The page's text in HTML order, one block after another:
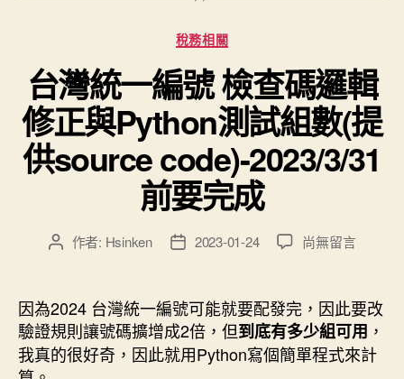
分
類
稅務相關
台灣統一編號 檢查碼邏輯
修正與Python測試組數(提
供source code)-2023/3/31
前要完成
文
者
作者: Hsinken
文
佈
日
期
2023-01-24
在
一
編
號
尚無留言
因為2024 台灣統一編號可能就要配發完，因此要改
驗證規則讓號碼擴增成2倍，但到底有多少組可用 ，
我真的很好奇，因此就用Python寫個簡單程式來計